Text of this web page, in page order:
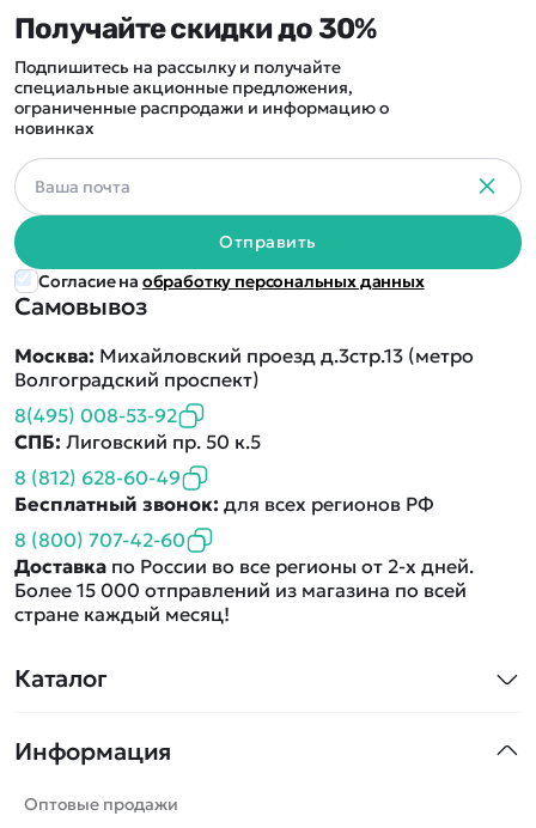
Каталог
Машинки
Танки
Информация
Оптовые продажи
Самовывоз
Москва: Михайловский проезд д.3стр.13 (метро
Волгоградский проспект)
8(495) 008-53-92
СПБ: Лиговский пр. 50 к.5
8 (812) 628-60-49
Бесплатный звонок: для всех регионов РФ
8 (800) 707-42-60
Доставка по России во все регионы от 2-х дней.
Более 15 000 отправлений из магазина по всей
стране каждый месяц!
Получайте скидки до 30%
Подпишитесь на рассылку и получайте
специальные акционные предложения,
ограниченные распродажи и информацию о
новинках
Отправить
Согласие на обработку персональных данных